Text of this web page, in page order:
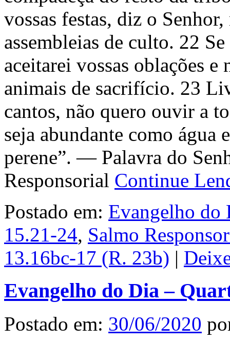
vossas festas, diz o
assembleias de culto. 22
aceitarei vossas oblações e
animais de sacrifício. 23
cantos, não quero ouvir a
seja abundante como água
perene”. — Palavra do
Responsorial Continue
Postado em: Evangelho do
15.21-24, Salmo
13.16bc-17 (R. 23b) |
Evangelho do Dia –
Postado em: 30/06/2020